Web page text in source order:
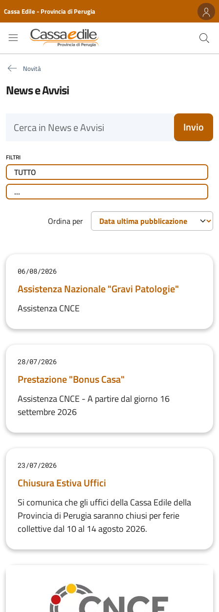
Cassa Edile - Provincia di Perugia
Novità
News e Avvisi
Invio
FILTRI
TUTTO
...
Ordina per
06/08/2026
Assistenza Nazionale "Gravi Patologie"
Assistenza CNCE
28/07/2026
Prestazione "Bonus Casa"
Assistenza CNCE - A partire dal giorno 16
settembre 2026
23/07/2026
Chiusura Estiva Uffici
Si comunica che gli uffici della Cassa Edile della
Provincia di Perugia saranno chiusi per ferie
collettive dal 10 al 14 agosto 2026.